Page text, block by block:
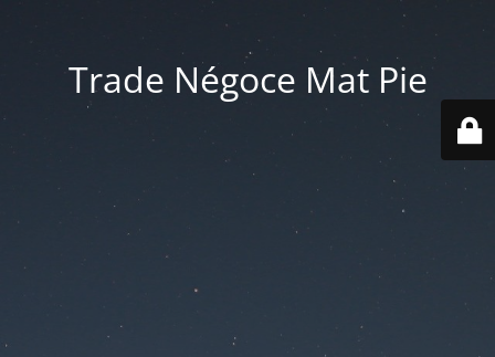
Trade Négoce Mat Pie